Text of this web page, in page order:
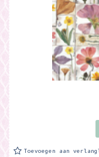
Toevoegen aan